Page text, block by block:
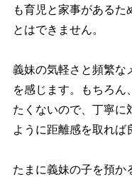
も育児と家事があるた
とはできません。
義妹の気軽さと頻繁な
を感じます。もちろん
たくないので、丁寧に
ように距離感を取れば
たまに義妹の子を預か